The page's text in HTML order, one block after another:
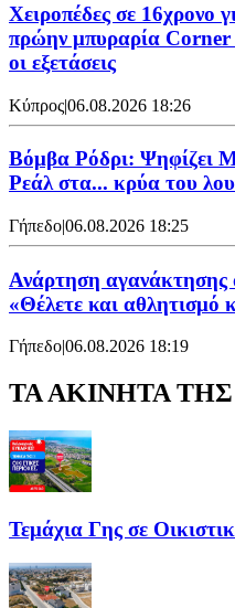
Χειροπέδες σε 16χρονο
πρώην μπυραρία Corner
οι εξετάσεις
Κύπρος|06.08.2026 18:26
Βόμβα Ρόδρι: Ψηφίζει
Ρεάλ στα... κρύα του
Γήπεδο|06.08.2026 18:25
Ανάρτηση αγανάκτησης
«Θέλετε και αθλητισμό
Γήπεδο|06.08.2026 18:19
ΤΑ ΑΚΙΝΗΤΑ
Τεμάχια Γης σε